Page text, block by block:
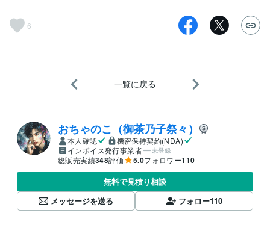
6
一覧に戻る
おちゃのこ（御茶乃子祭々）
本人確認
機密保持契約(NDA)
インボイス発行事業者
未登録
総販売実績348評価 5.0フォロワー110
無料で見積り相談
メッセージを送る
フォロー110